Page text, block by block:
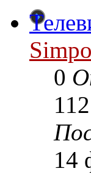
0
112
14